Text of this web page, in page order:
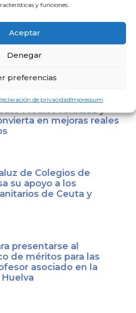
y funciones.
Aceptar
Denegar
preferencias
de privacidadImpressum
Coraje unen fuerzas
sociedad más
el acuerdo entre la
Médico Andaluz y
en mejoras reales
de Colegios de
su apoyo a los
de Ceuta y
presentarse al
de méritos para las
asociado en la